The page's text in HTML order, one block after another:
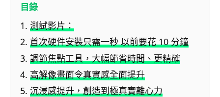
目錄
測試影片：
首次硬件安裝只需一秒 以前要花 10 分鐘
調節焦點工具，大幅節省時間、更精確
高解像畫面令真實感全面提升
沉浸感提升，創造到極真實離心力